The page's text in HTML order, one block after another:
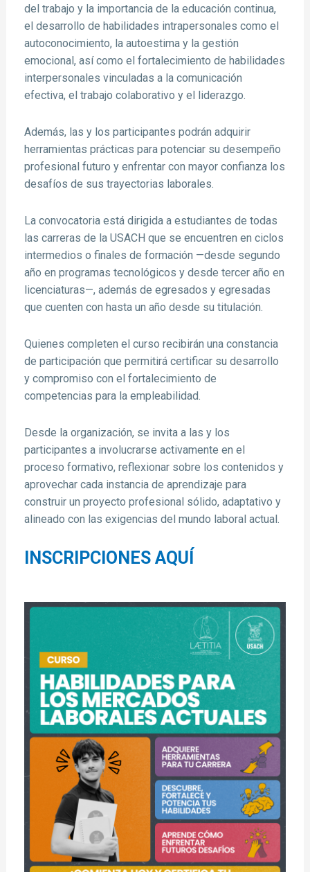
del trabajo y la importancia de la educación continua,
el desarrollo de habilidades intrapersonales como el
autoconocimiento, la autoestima y la gestión
emocional, así como el fortalecimiento de habilidades
interpersonales vinculadas a la comunicación
efectiva, el trabajo colaborativo y el liderazgo.
Además, las y los participantes podrán adquirir
herramientas prácticas para potenciar su desempeño
profesional futuro y enfrentar con mayor confianza los
desafíos de sus trayectorias laborales.
La convocatoria está dirigida a estudiantes de todas
las carreras de la USACH que se encuentren en ciclos
intermedios o finales de formación —desde segundo
año en programas tecnológicos y desde tercer año en
licenciaturas—, además de egresados y egresadas
que cuenten con hasta un año desde su titulación.
Quienes completen el curso recibirán una constancia
de participación que permitirá certificar su desarrollo
y compromiso con el fortalecimiento de
competencias para la empleabilidad.
Desde la organización, se invita a las y los
participantes a involucrarse activamente en el
proceso formativo, reflexionar sobre los contenidos y
aprovechar cada instancia de aprendizaje para
construir un proyecto profesional sólido, adaptativo y
alineado con las exigencias del mundo laboral actual.
INSCRIPCIONES AQUÍ